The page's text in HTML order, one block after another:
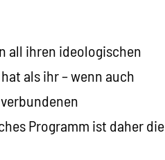
all ihren ideologischen
als ihr – wenn auch
Programm ist daher die